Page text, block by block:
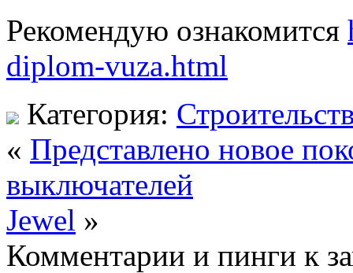
Рекомендую ознакомится
diplom-vuza.html
Категория:
« Представлено новое
выключателей
Jewel »
Комментарии и пинги к